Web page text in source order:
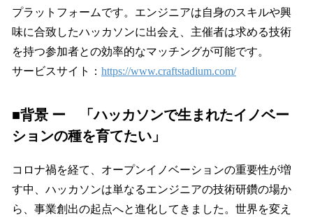
プラットフォームです。エンジニアは自身のスキルや興
味に合致したハッカソンに出会え、主催者は求める技術
を持つ参加者との効率的なマッチングが可能です。
サービスサイト： https://www.craftstadium.com/
■背景 ー 「ハッカソンで生まれたイノベー
ションの種を育てたい」
コロナ禍を経て、オープンイノベーションの重要性が増
す中、ハッカソンは単なるエンジニアの技術研鑽の場か
ら、事業創出の起点へと進化してきました。世界を変え